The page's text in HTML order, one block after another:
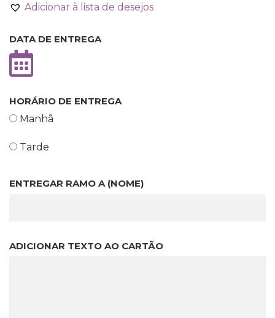
Adicionar à lista de desejos
DATA DE ENTREGA
HORÁRIO DE ENTREGA
Manhã
Tarde
ENTREGAR RAMO A (NOME)
ADICIONAR TEXTO AO CARTÃO